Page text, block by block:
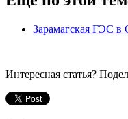
Зарамагская ГЭС в
Интересная статья?